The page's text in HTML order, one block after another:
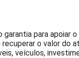
para apoiar
o valor do
veículos,